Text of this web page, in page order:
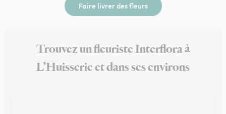
Faire livrer des fleurs
Trouvez un fleuriste Interflora à
L’Huisserie et dans ses environs